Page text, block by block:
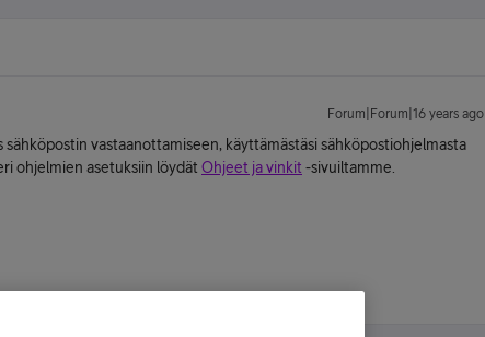
Forum|Forum|16 years ago
sähköpostin vastaanottamiseen, käyttämästäsi sähköpostiohjelmasta
ohjelmien asetuksiin löydät Ohjeet ja vinkit -sivuiltamme.